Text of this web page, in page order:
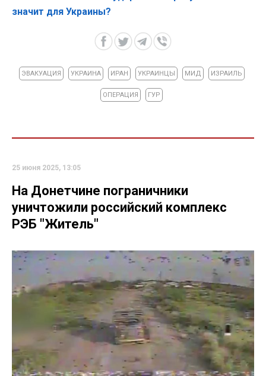
значит для Украины?
ЭВАКУАЦИЯ УКРАИНА ИРАН УКРАИНЦЫ МИД ИЗРАИЛЬ
ОПЕРАЦИЯ ГУР
25 июня 2025, 13:05
На Донетчине пограничники
уничтожили российский комплекс
РЭБ "Житель"